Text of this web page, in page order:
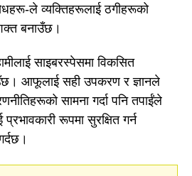
ले व्यक्तिहरूलाई ठगीहरूको
बनाउँछ।
साइबरस्पेसमा विकसित
आफूलाई सही उपकरण र ज्ञानले
सामना गर्दा पनि तपाईंले
रूपमा सुरक्षित गर्न